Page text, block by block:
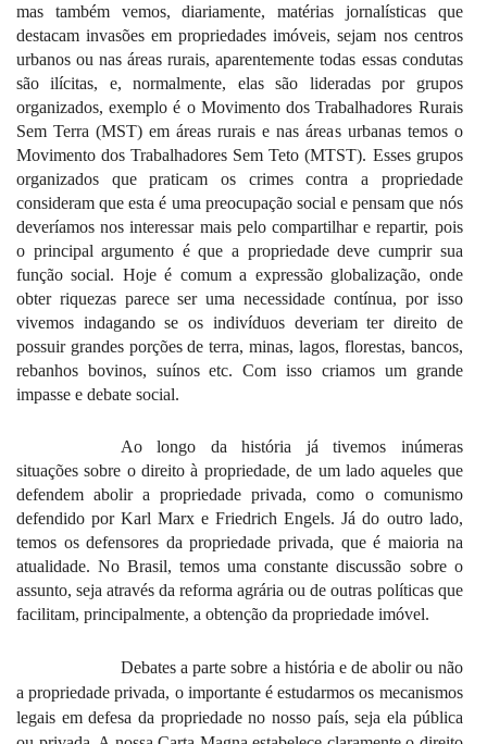
mas também vemos, diariamente, matérias jornalísticas que
destacam invasões em propriedades imóveis, sejam nos centros
urbanos ou nas áreas rurais, aparentemente todas essas condutas
são ilícitas, e, normalmente, elas são lideradas por grupos
organizados, exemplo é o Movimento dos Trabalhadores Rurais
Sem Terra (MST) em áreas ruraise nas áreas urbanastemos o
Movimento dos Trabalhadores Sem Teto (MTST). Esses grupos
organizados que praticam os crimes contra a propriedade
consideram que esta é uma preocupação social e pensam que nós
deveríamos nos interessar mais pelo compartilhar e repartir, pois
o principal argumento é que a propriedade deve cumprir sua
função social. Hoje é comum a expressão globalização, onde
obter riquezas parece ser uma necessidade contínua, por isso
vivemos indagando se os indivíduos deveriam ter direito de
possuir grandes porções de terra, minas, lagos, florestas, bancos,
rebanhos bovinos, suínos etc. Com isso criamos um grande
impasse e debate social.
Ao longo da história já tivemos inúmeras
situações sobre o direito à propriedade, de um lado aqueles que
defendem abolir a propriedade privada, como o comunismo
defendido por Karl Marx e Friedrich Engels. Já do outro lado,
temos os defensores da propriedade privada, que é maioria na
atualidade. No Brasil, temos uma constante discussão sobre o
assunto, seja através da reforma agrária ou de outras políticas que
facilitam, principalmente, a obtenção da propriedade imóvel.
Debates a parte sobre a história e de abolir ou não
a propriedade privada, o importante é estudarmos os mecanismos
legais em defesa da propriedade no nosso país, seja ela pública